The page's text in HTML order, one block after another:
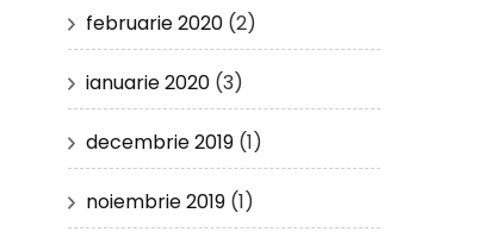
februarie 2020(2)
ianuarie 2020(3)
decembrie 2019(1)
noiembrie 2019(1)